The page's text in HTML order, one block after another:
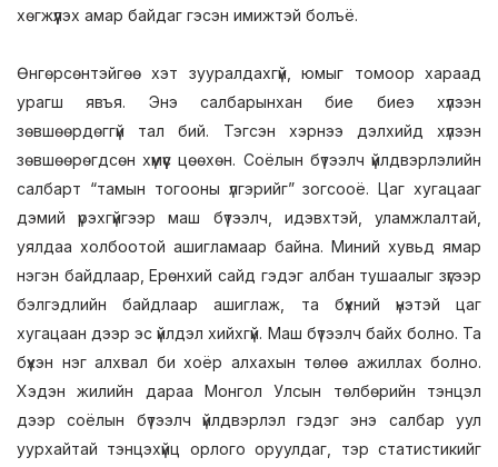
хөгжүүлэх амар байдаг гэсэн имижтэй болъё.
Өнгөрсөнтэйгөө хэт зууралдахгүй, юмыг томоор хараад
урагш явъя. Энэ салбарынхан бие биеэ хүлээн
зөвшөөрдөггүй тал бий. Тэгсэн хэрнээ дэлхийд хүлээн
зөвшөөрөгдсөн хүмүүс цөөхөн. Соёлын бүтээлч үйлдвэрлэлийн
салбарт “тамын тогооны үлгэрийг” зогсооё. Цаг хугацааг
дэмий үрэхгүйгээр маш бүтээлч, идэвхтэй, уламжлалтай,
уялдаа холбоотой ашигламаар байна. Миний хувьд ямар
нэгэн байдлаар, Ерөнхий сайд гэдэг албан тушаалыг зүгээр
бэлгэдлийн байдлаар ашиглаж, та бүхний үнэтэй цаг
хугацаан дээр эс үйлдэл хийхгүй. Маш бүтээлч байх болно. Та
бүхэн нэг алхвал би хоёр алхахын төлөө ажиллах болно.
Хэдэн жилийн дараа Монгол Улсын төлбөрийн тэнцэл
дээр соёлын бүтээлч үйлдвэрлэл гэдэг энэ салбар уул
уурхайтай тэнцэхүйц орлого оруулдаг, тэр статистикийг